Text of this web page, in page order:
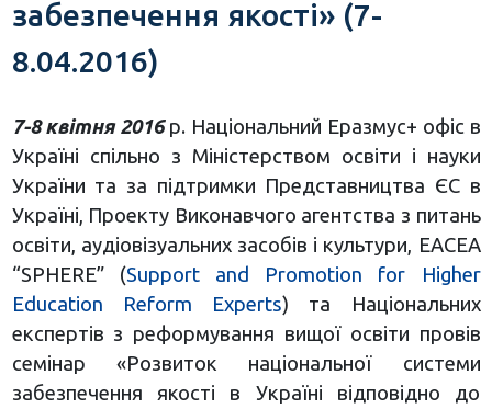
забезпечення якості» (7-
8.04.2016)
7-8 квітня 2016р. Національний Еразмус+ офіс в
Україні спільно з Міністерством освіти і науки
України та за підтримки Представництва ЄС в
Україні, Проекту Виконавчого агентства з питань
освіти, аудіовізуальних засобів і культури, ЕАСЕА
“SPHERE” (Support and Promotion for Higher
Education Reform Experts) та Національних
експертів з реформування вищої освіти провів
семінар «Розвиток національної системи
забезпечення якості в Україні відповідно до